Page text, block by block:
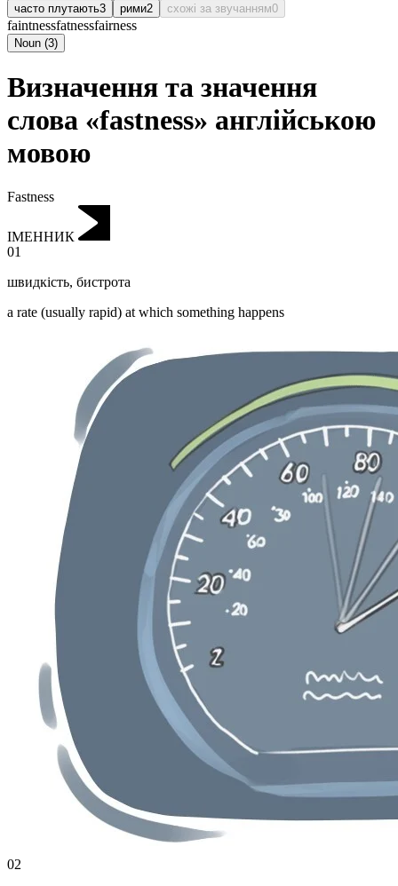
часто плутають3 рими2 схожі за звучанням0
faintnessfatnessfairness
Noun (3)
Визначення та значення
слова «fastness» англійською
мовою
Fastness
ІМЕННИК
01
швидкість, бистрота
a rate (usually rapid) at which something happens
02